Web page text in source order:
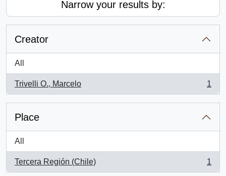
Narrow your results by:
Creator
All
Trivelli O., Marcelo
, 1 results
1
Place
All
Tercera Región (Chile)
, 1 results
1